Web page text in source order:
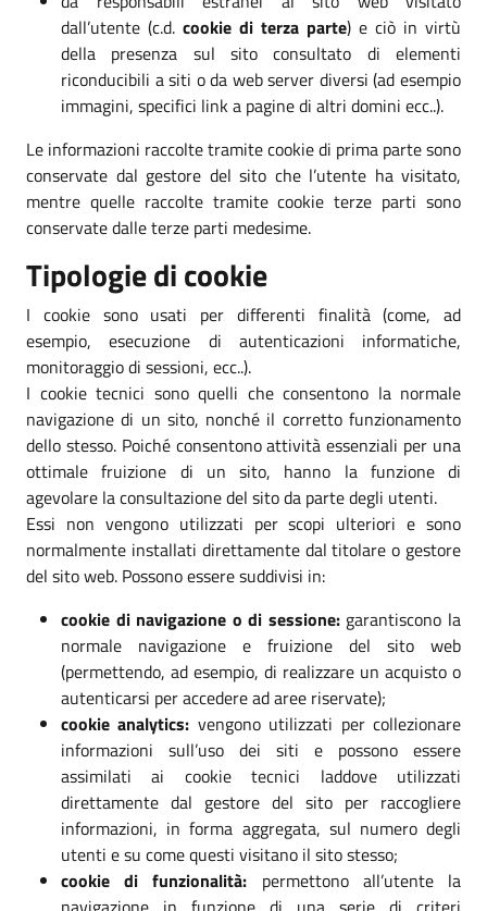
dall’utente (c.d. cookie di terza parte) e ciò in virtù
della presenza sul sito consultato di elementi
riconducibili a siti o da web server diversi (ad esempio
immagini, specifici link a pagine di altri domini ecc..).
Le informazioni raccolte tramite cookie di prima parte sono
conservate dal gestore del sito che l’utente ha visitato,
mentre quelle raccolte tramite cookie terze parti sono
conservate dalle terze parti medesime.
Tipologie di cookie
I cookie sono usati per differenti finalità (come, ad
esempio, esecuzione di autenticazioni informatiche,
monitoraggio di sessioni, ecc..).
I cookie tecnici sono quelli che consentono la normale
navigazione di un sito, nonché il corretto funzionamento
dello stesso. Poiché consentono attività essenziali per una
ottimale fruizione di un sito, hanno la funzione di
agevolare la consultazione del sito da parte degli utenti.
Essi non vengono utilizzati per scopi ulteriori e sono
normalmente installati direttamente dal titolare o gestore
del sito web. Possono essere suddivisi in:
cookie di navigazione o di sessione:garantiscono la
normale navigazione e fruizione del sito web
(permettendo, ad esempio, di realizzare un acquisto o
autenticarsi per accedere ad aree riservate);
cookie analytics: vengono utilizzati per collezionare
informazioni sull’uso dei siti e possono essere
assimilati ai cookie tecnici laddove utilizzati
direttamente dal gestore del sito per raccogliere
informazioni, in forma aggregata, sul numero degli
utenti e su come questi visitano il sito stesso;
cookie di funzionalità: permettono all’utente la